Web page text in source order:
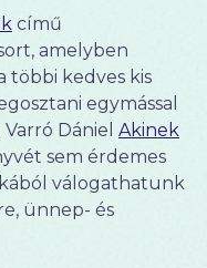
című
amelyben
többi kedves kis
egymással
Dániel Akinek
sem érdemes
válogathatunk
ünnep- és